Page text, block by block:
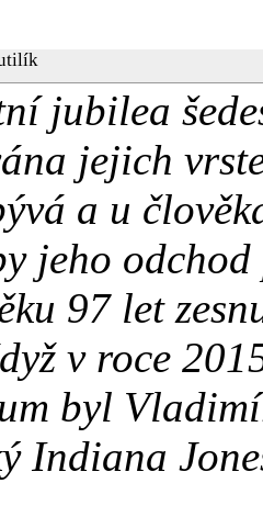
jubilea
jejich
a u
jeho
97 let
v roce
byl
Indiana